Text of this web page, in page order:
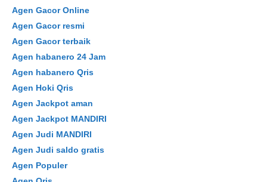
Agen Gacor Online
Agen Gacor resmi
Agen Gacor terbaik
Agen habanero 24 Jam
Agen habanero Qris
Agen Hoki Qris
Agen Jackpot aman
Agen Jackpot MANDIRI
Agen Judi MANDIRI
Agen Judi saldo gratis
Agen Populer